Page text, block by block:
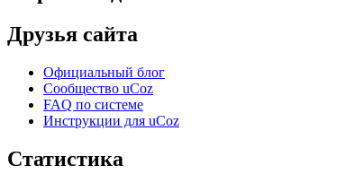
Друзья сайта
Официальный блог
Сообщество uCoz
FAQ по системе
Инструкции для uCoz
Статистика